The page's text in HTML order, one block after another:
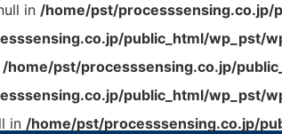
in /home/pst/
public_html/wp_pst/
/home/pst/processsensing.co.jp/
public_html/wp_pst/
in /home/pst/processsensing.co.jp/